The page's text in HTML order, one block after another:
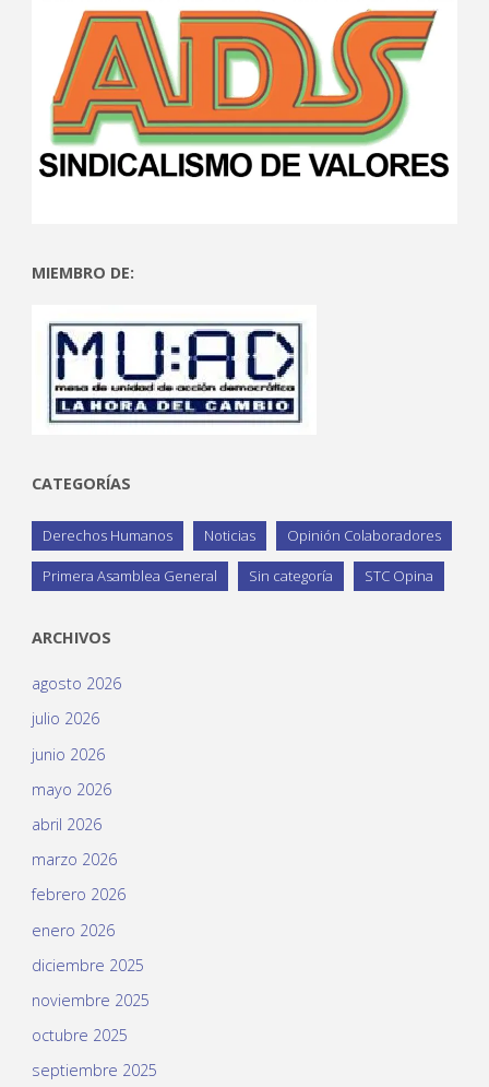
MIEMBRO DE:
CATEGORÍAS
Derechos Humanos Noticias Opinión Colaboradores
Primera Asamblea General Sin categoría STC Opina
ARCHIVOS
agosto 2026
julio 2026
junio 2026
mayo 2026
abril 2026
marzo 2026
febrero 2026
enero 2026
diciembre 2025
noviembre 2025
octubre 2025
septiembre 2025